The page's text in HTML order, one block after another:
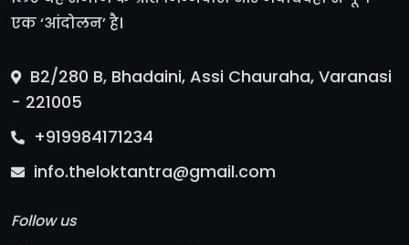
एक ‘आंदोलन’ है।
B2/280 B, Bhadaini, Assi Chauraha, Varanasi
- 221005
+919984171234
info.theloktantra@gmail.com
Follow us